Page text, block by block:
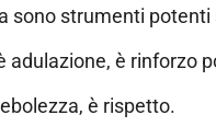
sono strumenti
adulazione, è rinforzo
è rispetto.